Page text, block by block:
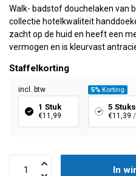
Walk- badstof douchelaken van
collectie hotelkwaliteit
zacht op de huid en heeft een
vermogen en is kleurvast
Staffelkorting
incl. btw
1 Stuk
€11,99
5% Korting
5 Stuks
€11,39
In